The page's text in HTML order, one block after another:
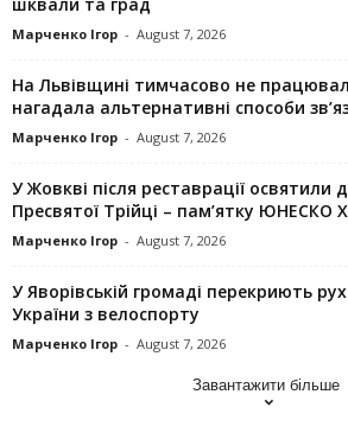
Марченко Ігор - August 7, 2026
На Львівщині тимчасово не
нагадала альтернативні способи
Марченко Ігор - August 7, 2026
У Жовкві після реставрації освятили
Пресвятої Трійці – пам’ятку ЮНЕСКО
Марченко Ігор - August 7, 2026
У Яворівській громаді перекриють
України з велоспорту
Марченко Ігор - August 7, 2026
Завантажити більше